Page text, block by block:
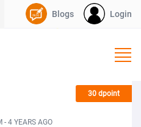
Login
Blogs
4 YEARS AGO
30 dpoint